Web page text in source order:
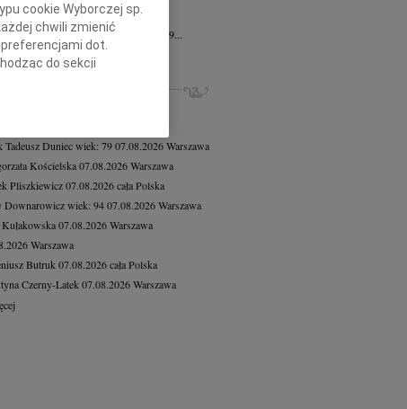
Decyk 12.06.2026Szczecin
smutkiem zawiadamiamy, że dnia 9...
Tadeusz Duniecwiek: 7907.08.2026Warszawa
Kościelska07.08.2026Warszawa
Pliszkiewicz07.08.2026cała Polska
Downarowiczwiek: 9407.08.2026Warszawa
07.08.2026Warszawa
Warszawa
Butruk 07.08.2026cała Polska
Czerny-Latek 07.08.2026Warszawa
cookie Wyborczej sp.
chwili zmienić
dot.
do sekcji
przeglądarki.
celach:
identyfikacji.
pomiar reklam i